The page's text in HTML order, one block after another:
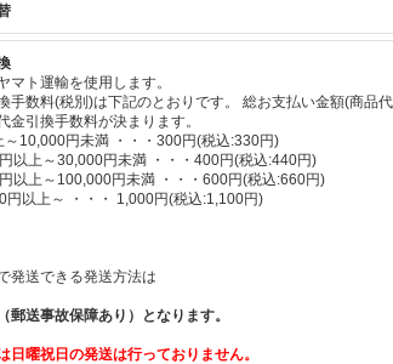
マト運輸を使用します。
手数料(税別)は下記のとおりです。 総お支払い金額(商品
金引換手数料が決まります。
～10,000円未満 ・・・300円(税込:330円)
以上～30,000円未満 ・・・400円(税込:440円)
以上～100,000円未満 ・・・600円(税込:660円)
円以上～ ・・・ 1,000円(税込:1,100円)
発送できる発送方法は
郵送事故保障あり）となります。
日曜祝日の発送は行っておりません。